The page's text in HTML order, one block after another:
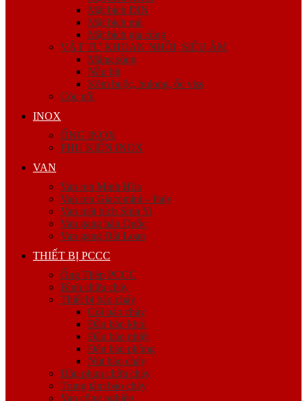
Mặt bích DIN
Mặt bích mù
Mặt bích gia công
VẬT TƯ KHOAN NHỒI, SIÊU ÂM
Măng sông
Nắp bịt
Kẽm buộc, bulong, ốc viss
Cóc nối
INOX
ỐNG INOX
PHỤ KIỆN INOX
VAN
Van ren Minh Hòa
Van ren Giacomini – Italy
Van mặt bích Shin Yi
Van gang hàn Quốc
Van gang Đài Loan
THIẾT BỊ PCCC
Ống Thép PCCC
Bình chữa cháy
Thiết bị báo cháy
Còi báo cháy
Đầu báo khói
Đầu báo nhiệt
Đèn báo phòng
Nút báo cháy
Đầu phun chữa cháy
Trung tâm báo cháy
Van công nghiệp